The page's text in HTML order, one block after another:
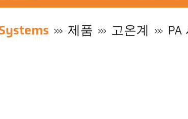
제품 고온계 PA